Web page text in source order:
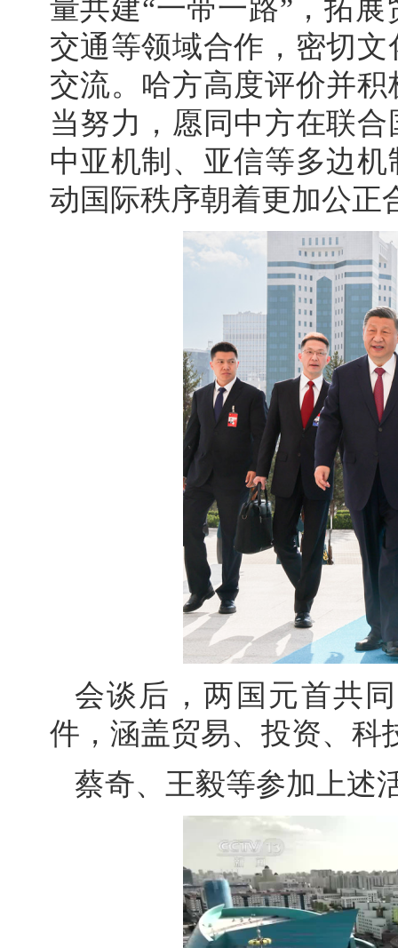
量共建“一带一路”，拓
交通等领域合作，密切
交流。哈方高度评价并
当努力，愿同中方在联
中亚机制、亚信等多边
动国际秩序朝着更加公正
会谈后，两国元首共
件，涵盖贸易、投资、科
蔡奇、王毅等参加上述